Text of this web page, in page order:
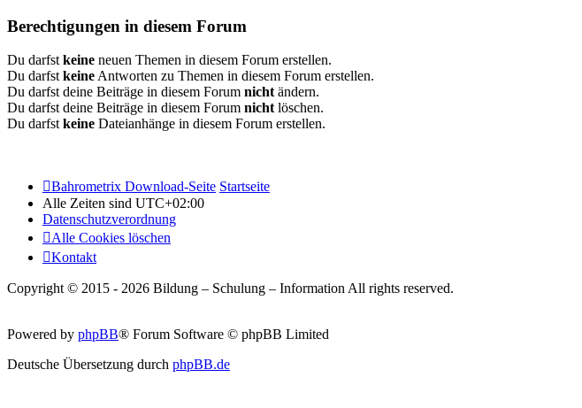
Berechtigungen in diesem Forum
Du darfst keine neuen Themen in diesem Forum erstellen.
Du darfst keine Antworten zu Themen in diesem Forum erstellen.
Du darfst deine Beiträge in diesem Forum nicht ändern.
Du darfst deine Beiträge in diesem Forum nicht löschen.
Du darfst keine Dateianhänge in diesem Forum erstellen.
Bahrometrix Download-Seite Startseite
Alle Zeiten sind UTC+02:00
Datenschutzverordnung
Alle Cookies löschen
Kontakt
Copyright © 2015 - 2026 Bildung – Schulung – Information All rights reserved.
Powered by phpBB® Forum Software © phpBB Limited
Deutsche Übersetzung durch phpBB.de